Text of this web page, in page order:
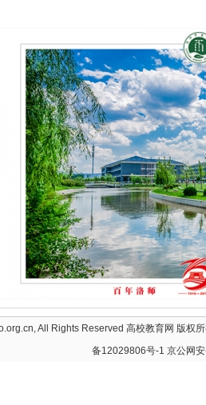
All Rights Reserved高校教育网 版权
备12029806号-1 京公网